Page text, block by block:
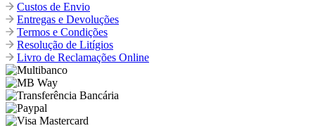
Custos de Envio
Entregas e Devoluções
Termos e Condições
Resolução de Litígios
Livro de Reclamações Online